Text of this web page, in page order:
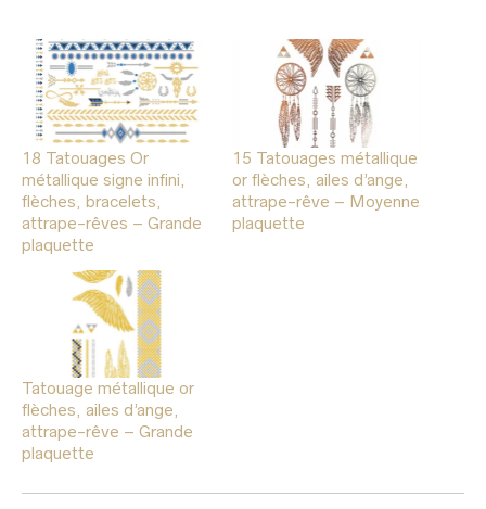
18 Tatouages Or
métallique signe infini,
flèches, bracelets,
attrape-rêves – Grande
plaquette
15 Tatouages métallique
or flèches, ailes d’ange,
attrape-rêve – Moyenne
plaquette
Tatouage métallique or
flèches, ailes d’ange,
attrape-rêve – Grande
plaquette